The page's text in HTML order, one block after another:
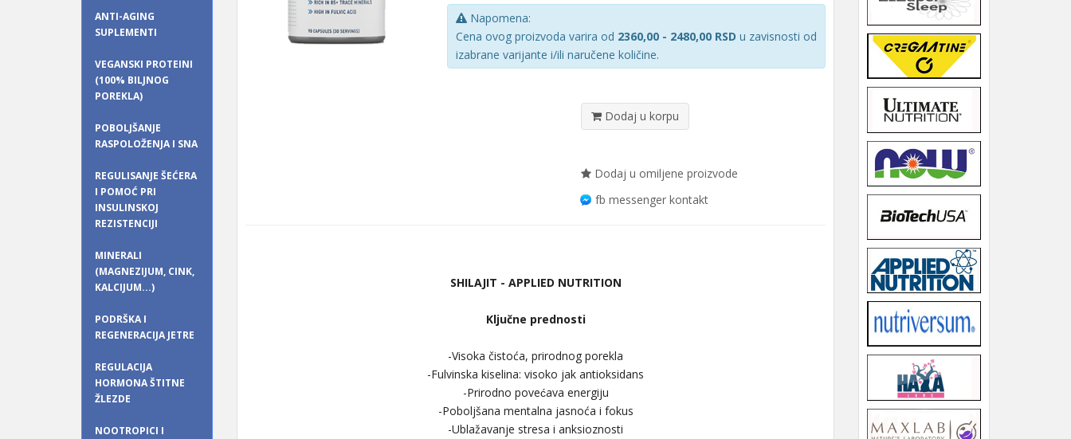
ANTI-AGING
SUPLEMENTI
VEGANSKI PROTEINI
(100% BILJNOG
POREKLA)
POBOLJŠANJE
RASPOLOŽENJA I SNA
REGULISANJE ŠEĆERA
I POMOĆ PRI
INSULINSKOJ
REZISTENCIJI
MINERALI
(MAGNEZIJUM, CINK,
KALCIJUM...)
PODRŠKA I
REGENERACIJA JETRE
REGULACIJA
HORMONA ŠTITNE
ŽLEZDE
NOOTROPICI I
Napomena:
Cena ovog proizvoda varira od 2360,00 - 2480,00 RSD u zavisnosti od
izabrane varijante i/ili naručene količine.
Dodaj u korpu
Dodaj u omiljene proizvode
fb messenger kontakt
SHILAJIT - APPLIED NUTRITION
Ključne prednosti
-Visoka čistoća, prirodnog porekla
-Fulvinska kiselina: visoko jak antioksidans
-Prirodno povećava energiju
-Poboljšana mentalna jasnoća i fokus
-Ublažavanje stresa i anksioznosti